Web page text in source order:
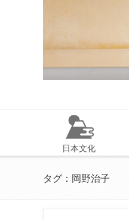
日本文化
タグ：岡野治子